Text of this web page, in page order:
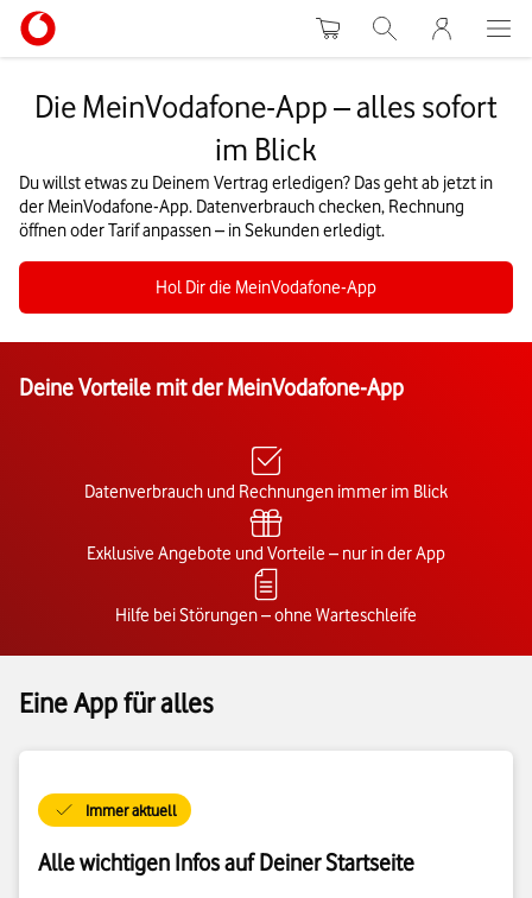
WarenkorbSuche
Die MeinVodafone-App – alles sofort
im Blick
Du willst etwas zu Deinem Vertrag erledigen? Das geht ab jetzt in
der MeinVodafone-App. Datenverbrauch checken, Rechnung
öffnen oder Tarif anpassen – in Sekunden erledigt.
Hol Dir die MeinVodafone-App
Deine Vorteile mit der MeinVodafone-App
Datenverbrauch und Rechnungen immer im Blick
Exklusive Angebote und Vorteile – nur in der App
Hilfe bei Störungen – ohne Warteschleife
Eine App für alles
Immer aktuell
Alle wichtigen Infos auf Deiner Startseite